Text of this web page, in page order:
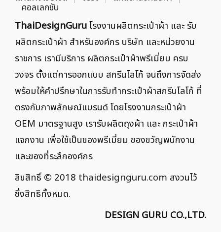
คอลเลกชัน
ThaiDesignGuruโรงงานผลิตกระเป๋าผ้า และ รับ
ผลิตกระเป๋าผ้า สำหรับองค์กร บริษัท และหน่วยงาน
ราชการ เรามีบริการ ผลิตกระเป๋าผ้าพรีเมี่ยม ครบ
วงจร ตั้งแต่การออกแบบ สกรีนโลโก้ จนถึงการจัดส่ง
พร้อมให้คำปรึกษาในการรับทำกระเป๋าผ้าสกรีนโลโก้ ที่
ตรงกับภาพลักษณ์แบรนด์ โดยโรงงานกระเป๋าผ้า
OEM มาตรฐานสูง เรารับผลิตถุงผ้า และ กระเป๋าผ้า
แจกงาน เพื่อใช้เป็นของพรีเมี่ยม ของขวัญพนักงาน
และของที่ระลึกองค์กร
ลิขสิทธิ์ © 2018 thaidesignguru.com สงวนไว้
ซึ่งสิทธิทั้งหมด.
DESIGN GURU CO.,LTD.